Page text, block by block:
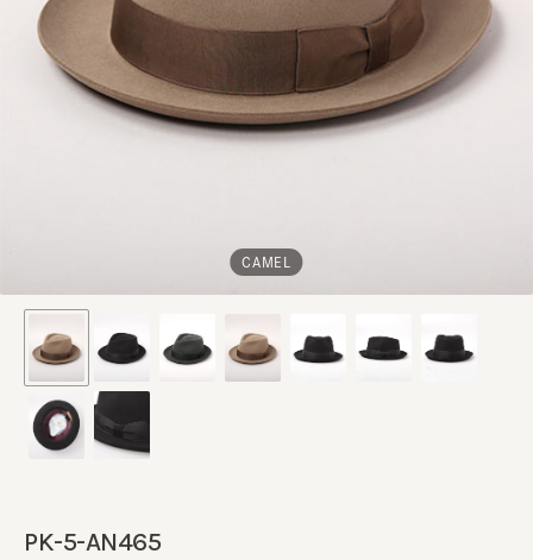
CAMEL
PK-5-AN465